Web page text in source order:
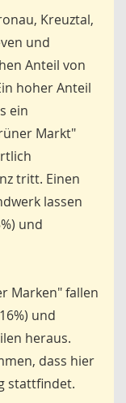
Kreuztal,
und
Anteil von
hoher Anteil
ein
Markt"
tritt. Einen
lassen
und
Marken" fallen
und
heraus.
dass hier
stattfindet.